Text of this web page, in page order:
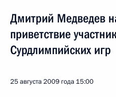
Дмитрий Медведев
приветствие
Сурдлимпийских игр
25 августа 2009 года 15:00